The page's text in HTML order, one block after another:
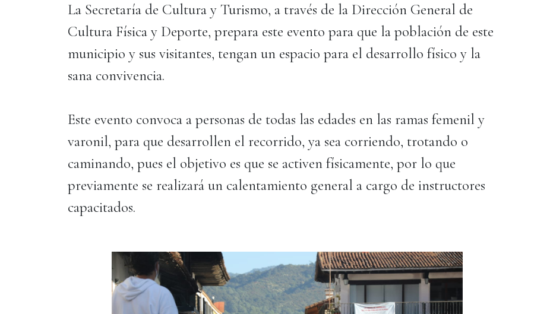
La Secretaría de Cultura y Turismo, a través de la Dirección General de
Cultura Física y Deporte, prepara este evento para que la población de este
municipio y sus visitantes, tengan un espacio para el desarrollo físico y la
sana convivencia.
Este evento convoca a personas de todas las edades en las ramas femenil y
varonil, para que desarrollen el recorrido, ya sea corriendo, trotando o
caminando, pues el objetivo es que se activen físicamente, por lo que
previamente se realizará un calentamiento general a cargo de instructores
capacitados.